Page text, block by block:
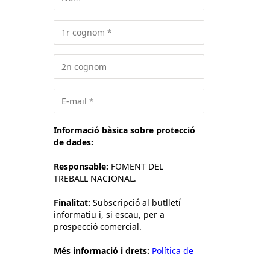
Informació bàsica sobre protecció
de dades:
Responsable: FOMENT DEL
TREBALL NACIONAL.
Finalitat: Subscripció al butlletí
informatiu i, si escau, per a
prospecció comercial.
Més informació i drets: Política de